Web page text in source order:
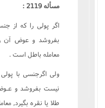
مسأله 2119 :
اگر پولى را که از
بفروشد و عوض آن
معامله باطل است .
ولى اگرجنسى با
نيست بفروشد و
طلا يا نقره بگيرد,